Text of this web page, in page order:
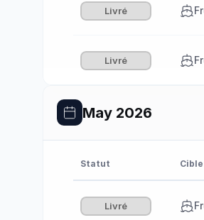
Livré
Livré
May 2026
Statut Cible
Livré